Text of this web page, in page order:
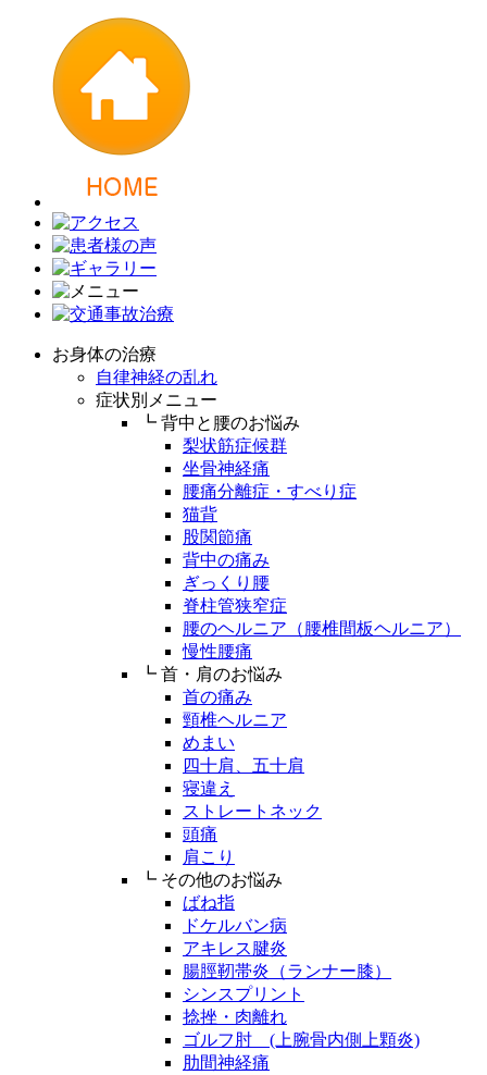
お身体の治療
自律神経の乱れ
症状別メニュー
┗ 背中と腰のお悩み
梨状筋症候群
坐骨神経痛
腰痛分離症・すべり症
猫背
股関節痛
背中の痛み
ぎっくり腰
脊柱管狭窄症
腰のヘルニア（腰椎間板ヘルニア）
慢性腰痛
┗ 首・肩のお悩み
首の痛み
頸椎ヘルニア
めまい
四十肩、五十肩
寝違え
ストレートネック
頭痛
肩こり
┗ その他のお悩み
ばね指
ドケルバン病
アキレス腱炎
腸脛靭帯炎（ランナー膝）
シンスプリント
捻挫・肉離れ
ゴルフ肘 (上腕骨内側上顆炎)
肋間神経痛